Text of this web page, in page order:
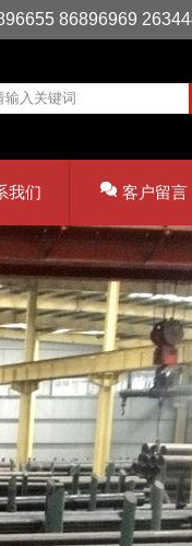
86896969
我们 客户留言